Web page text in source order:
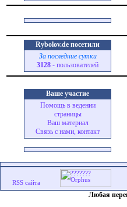
Rybolov.de посетили
За последние сутки
3128 - пользователей
Ваше участие
Помощь в ведении
страницы
Ваш материал
Связь с нами, контакт
Любая